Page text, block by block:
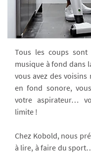
Tous les coups
musique à fond dans
vous avez des
en fond sonore,
votre aspirateur…
limite !
Chez Kobold, nous
à lire, à faire du